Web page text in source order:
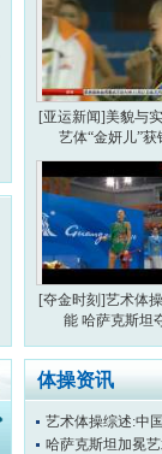
[亚运新闻]美貌与
艺体“金妍儿”获
[夺金时刻]艺术体
能 哈萨克斯坦
体操资讯
艺术体操综述:中
哈萨克斯坦加冕